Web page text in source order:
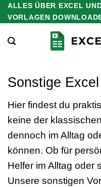
Zum
Inhalt
springen
ALLES ÜBER EXCEL
VORLAGEN
Sonstige
Hier findest du
keine der
dennoch im Alltag
können. Ob für
Helfer im Alltag oder
Unsere sonstigen